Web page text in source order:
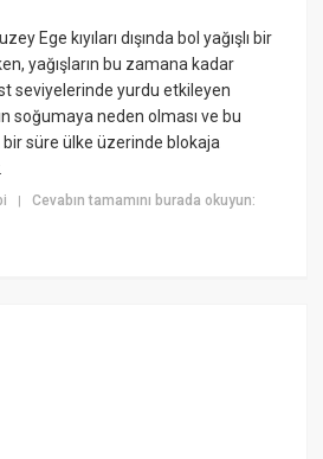
Ege kıyıları dışında bol yağışlı bir
yağışların bu zamana kadar
seviyelerinde yurdu etkileyen
soğumaya neden olması ve bu
süre ülke üzerinde blokaja
|Cevabın tamamını burada okuyun: